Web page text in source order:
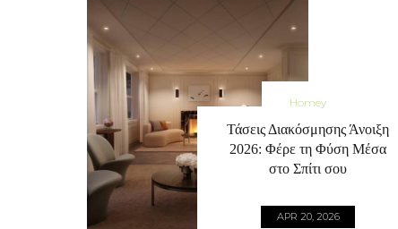
Homey
Τάσεις Διακόσμησης Άνοιξη
2026: Φέρε τη Φύση Μέσα
στο Σπίτι σου
APR 20, 2026